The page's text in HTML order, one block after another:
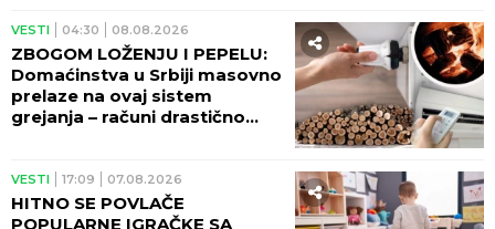
VESTI 04:30 08.08.2026
ZBOGOM LOŽENJU I PEPELU:
Domaćinstva u Srbiji masovno
prelaze na ovaj sistem
grejanja – računi drastično
VESTI 17:09 07.08.2026
HITNO SE POVLAČE
POPULARNE IGRAČKE SA